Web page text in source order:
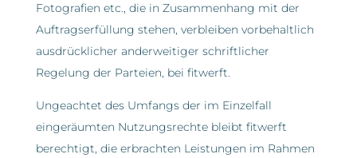
Fotografien etc., die in Zusammenhang mit der
Auftragserfüllung stehen, verbleiben vorbehaltlich
ausdrücklicher anderweitiger schriftlicher
Regelung der Parteien, bei fitwerft.
Ungeachtet des Umfangs der im Einzelfall
eingeräumten Nutzungsrechte bleibt fitwerft
berechtigt, die erbrachten Leistungen im Rahmen